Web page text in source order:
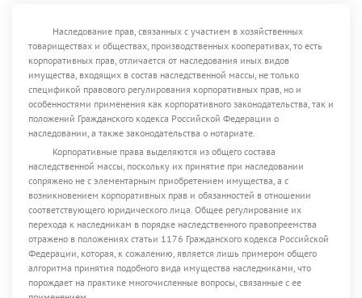
Наследование прав, связанных с участием в хозяйственных
товариществах и обществах, производственных кооперативах, то есть
корпоративных прав, отличается от наследования иных видов
имущества, входящих в состав наследственной массы, не только
спецификой правового регулирования корпоративных прав, но и
особенностями применения как корпоративного законодательства, так и
положений Гражданского кодекса Российской Федерации о
наследовании, а также законодательства о нотариате.
Корпоративные права выделяются из общего состава
наследственной массы, поскольку их принятие при наследовании
сопряжено не с элементарным приобретением имущества, а с
возникновением корпоративных прав и обязанностей в отношении
соответствующего юридического лица. Общее регулирование их
перехода к наследникам в порядке наследственного правопреемства
отражено в положениях статьи 1176 Гражданского кодекса Российской
Федерации, которая, к сожалению, является лишь примером общего
алгоритма принятия подобного вида имущества наследниками, что
порождает на практике многочисленные вопросы, связанные с ее